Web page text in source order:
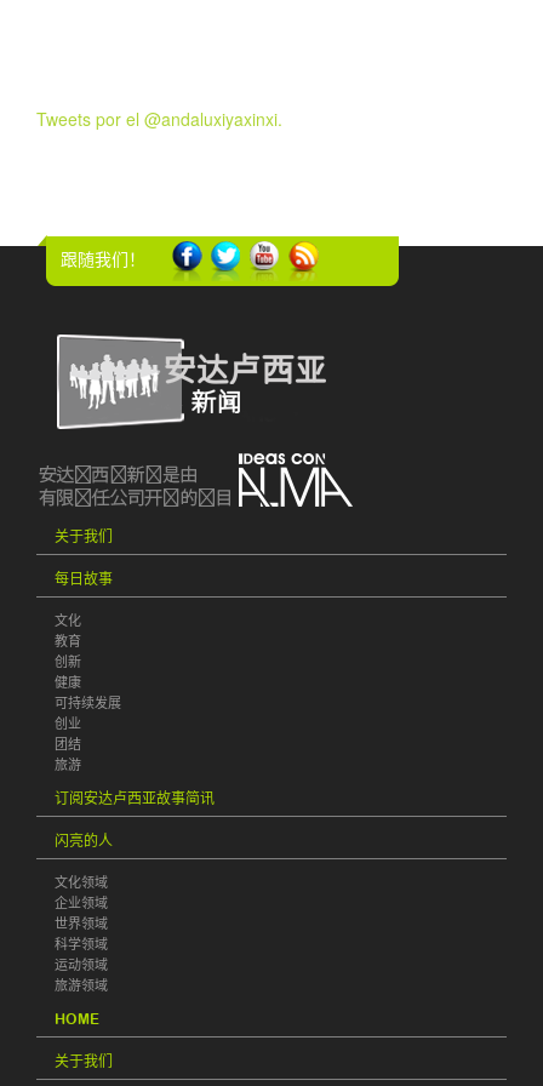
Tweets por el @andaluxiyaxinxi.
跟随我们！
关于我们
每日故事
文化
教育
创新
健康
可持续发展
创业
团结
旅游
订阅安达卢西亚故事简讯
闪亮的人
文化领域
企业领域
世界领域
科学领域
运动领域
旅游领域
HOME
关于我们